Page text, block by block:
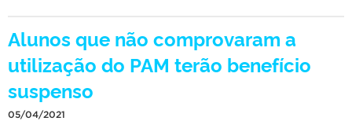
Alunos que não comprovaram a
utilização do PAM terão benefício
suspenso
05/04/2021